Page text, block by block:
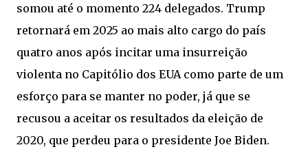
somou até o momento 224 delegados. Trump
retornará em 2025 ao mais alto cargo do país
quatro anos após incitar uma insurreição
violenta no Capitólio dos EUA como parte de um
esforço para se manter no poder, já que se
recusou a aceitar os resultados da eleição de
2020, que perdeu para o presidente Joe Biden.